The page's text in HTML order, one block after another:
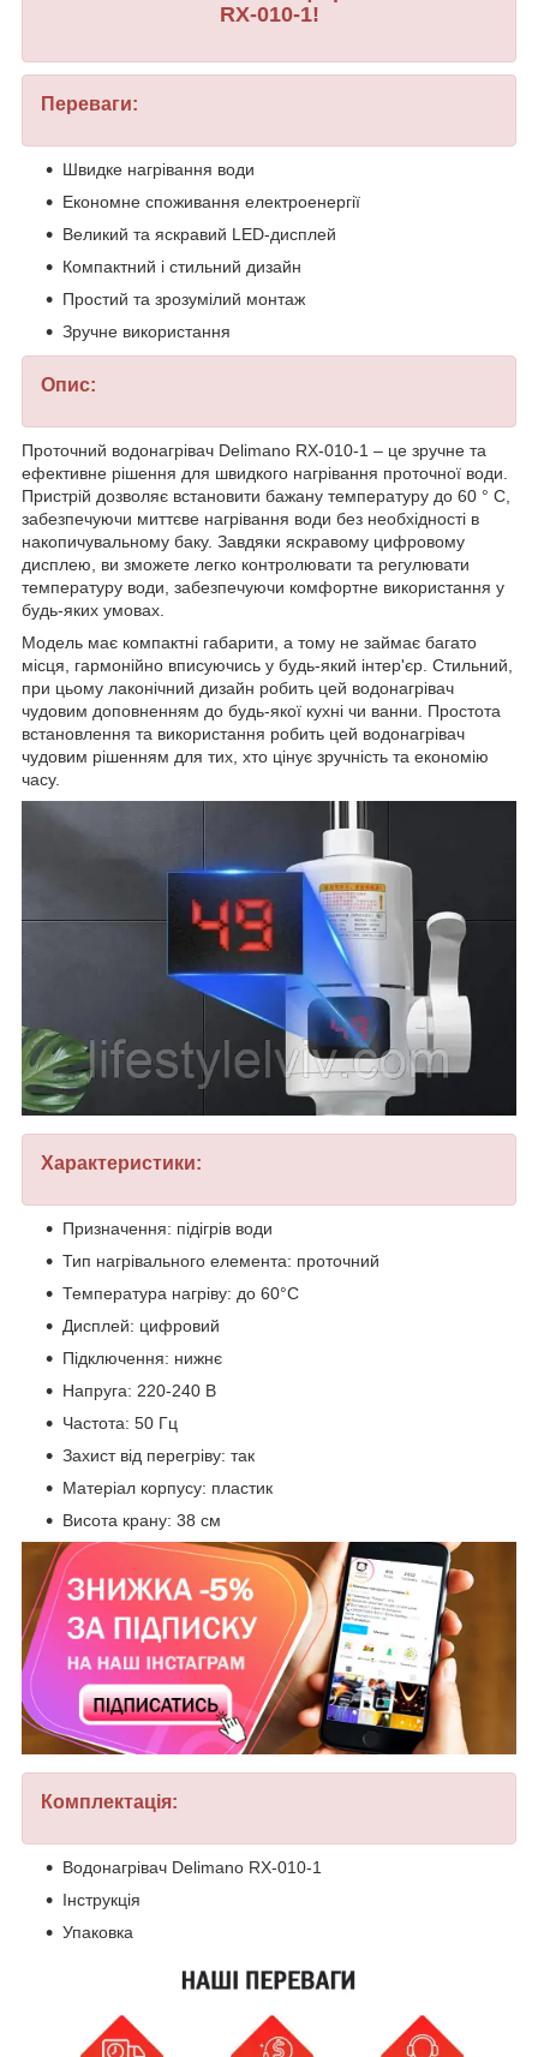
RX-010-1!
Переваги:
Швидке нагрівання води
Економне споживання електроенергії
Великий та яскравий LED-дисплей
Компактний і стильний дизайн
Простий та зрозумілий монтаж
Зручне використання
Опис:
Проточний водонагрівач Delimano RX-010-1 – це зручне та
ефективне рішення для швидкого нагрівання проточної води.
Пристрій дозволяє встановити бажану температуру до 60 ° C,
забезпечуючи миттєве нагрівання води без необхідності в
накопичувальному баку. Завдяки яскравому цифровому
дисплею, ви зможете легко контролювати та регулювати
температуру води, забезпечуючи комфортне використання у
будь-яких умовах.
Модель має компактні габарити, а тому не займає багато
місця, гармонійно вписуючись у будь-який інтер'єр. Стильний,
при цьому лаконічний дизайн робить цей водонагрівач
чудовим доповненням до будь-якої кухні чи ванни. Простота
встановлення та використання робить цей водонагрівач
чудовим рішенням для тих, хто цінує зручність та економію
часу.
Характеристики:
Призначення: підігрів води
Тип нагрівального елемента: проточний
Температура нагріву: до 60°C
Дисплей: цифровий
Підключення: нижнє
Напруга: 220-240 В
Частота: 50 Гц
Захист від перегріву: так
Матеріал корпусу: пластик
Висота крану: 38 см
Комплектація:
Водонагрівач Delimano RX-010-1
Інструкція
Упаковка